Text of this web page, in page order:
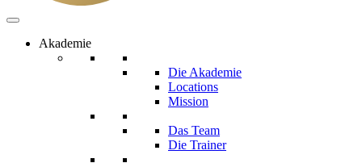
Akademie
Die Akademie
Locations
Mission
Das Team
Die Trainer